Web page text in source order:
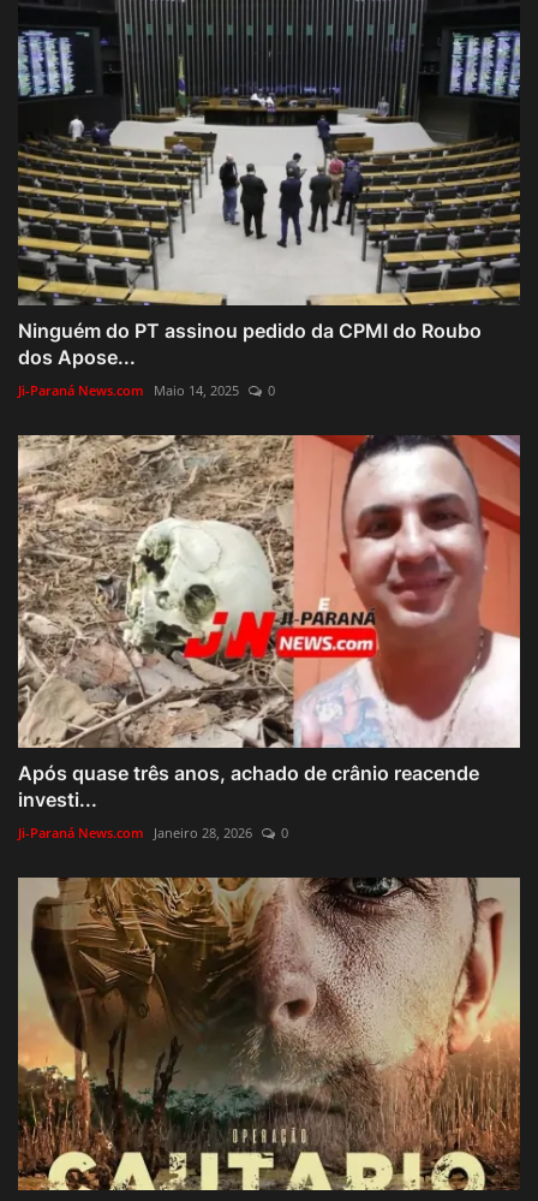
Ninguém do PT assinou pedido da CPMI do Roubo
dos Apose...
Ji-Paraná News.com Maio 14, 2025 0
Após quase três anos, achado de crânio reacende
investi...
Ji-Paraná News.com Janeiro 28, 2026 0